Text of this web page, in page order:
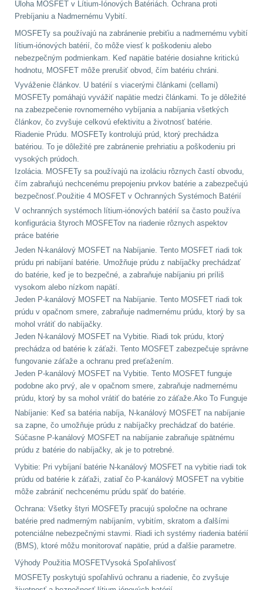
OBLEČENIE(316)
Nosičy a vesty65
Prilby4
Šiltovky29
Taktické opasky45
Chrániče10
Ponča a pláštěnky11
Čepice, kukly, šátky
Chrániče sluchu7
Nášivky74
Ostatní50
LIKVIDÁCIA SKLADU
(78)
Horolezectvo6
Karabíny1
Laná2
Magnézium3
Outdoorová obuv1
Príslušenstvo1
Oblečenie na turistiku 67
Úloha MOSFET v Lítium-Iónových Batériách. Ochrana proti
Prebíjaniu a Nadmernému Vybití.
MOSFETy sa používajú na zabránenie prebiťiu a nadmernému vybití
lítium-iónových batérií, čo môže viesť k poškodeniu alebo
nebezpečným podmienkam. Keď napätie batérie dosiahne kritickú
hodnotu, MOSFET môže prerušiť obvod, čím batériu chráni.
Vyváženie článkov. U batérií s viacerými článkami (cellami)
MOSFETy pomáhajú vyvážiť napätie medzi článkami. To je dôležité
na zabezpečenie rovnomerného vybíjania a nabíjania všetkých
článkov, čo zvyšuje celkovú efektivitu a životnosť batérie.
Riadenie Prúdu. MOSFETy kontrolujú prúd, ktorý prechádza
batériou. To je dôležité pre zabránenie prehriatiu a poškodeniu pri
vysokých prúdoch.
Izolácia. MOSFETy sa používajú na izoláciu rôznych častí obvodu,
čím zabraňujú nechcenému prepojeniu prvkov batérie a zabezpečujú
bezpečnosť.Použitie 4 MOSFET v Ochranných Systémoch Batérií
V ochranných systémoch lítium-iónových batérií sa často používa
konfigurácia štyroch MOSFETov na riadenie rôznych aspektov
práce batérie
Jeden N-kanálový MOSFET na Nabíjanie. Tento MOSFET riadi tok
prúdu pri nabíjaní batérie. Umožňuje prúdu z nabíjačky prechádzať
do batérie, keď je to bezpečné, a zabraňuje nabíjaniu pri príliš
vysokom alebo nízkom napätí.
Jeden P-kanálový MOSFET na Nabíjanie. Tento MOSFET riadi tok
prúdu v opačnom smere, zabraňuje nadmernému prúdu, ktorý by sa
mohol vrátiť do nabíjačky.
Jeden N-kanálový MOSFET na Vybitie. Riadi tok prúdu, ktorý
prechádza od batérie k záťaži. Tento MOSFET zabezpečuje správne
fungovanie záťaže a ochranu pred preťažením.
Jeden P-kanálový MOSFET na Vybitie. Tento MOSFET funguje
podobne ako prvý, ale v opačnom smere, zabraňuje nadmernému
prúdu, ktorý by sa mohol vrátiť do batérie zo záťaže.Ako To Funguje
Nabíjanie: Keď sa batéria nabíja, N-kanálový MOSFET na nabíjanie
sa zapne, čo umožňuje prúdu z nabíjačky prechádzať do batérie.
Súčasne P-kanálový MOSFET na nabíjanie zabraňuje spätnému
prúdu z batérie do nabíjačky, ak je to potrebné.
Vybitie: Pri vybíjaní batérie N-kanálový MOSFET na vybitie riadi tok
prúdu od batérie k záťaži, zatiaľ čo P-kanálový MOSFET na vybitie
môže zabrániť nechcenému prúdu späť do batérie.
Ochrana: Všetky štyri MOSFETy pracujú spoločne na ochrane
batérie pred nadmerným nabíjaním, vybitím, skratom a ďalšími
potenciálne nebezpečnými stavmi. Riadi ich systémy riadenia batérií
(BMS), ktoré môžu monitorovať napätie, prúd a ďalšie parametre.
Výhody Použitia MOSFETVysoká Spoľahlivosť
MOSFETy poskytujú spoľahlivú ochranu a riadenie, čo zvyšuje